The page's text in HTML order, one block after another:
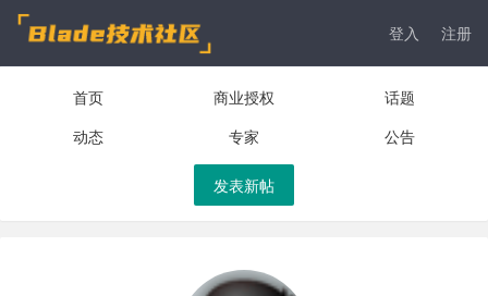
登入 注册
首页 商业授权
话题
动态
专家 公告
发表新帖